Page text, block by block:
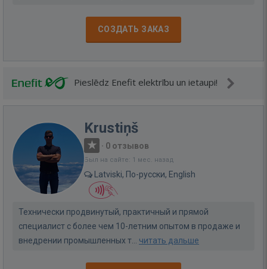
СОЗДАТЬ ЗАКАЗ
Pieslēdz Enefit elektrību un ietaupi!
Krustiņš
· 0 отзывов
Был на сайте: 1 мес. назад
Latviski, По-русски, English
Технически продвинутый, практичный и прямой
специалист с более чем 10-летним опытом в продаже и
внедрении промышленных т... читать дальше